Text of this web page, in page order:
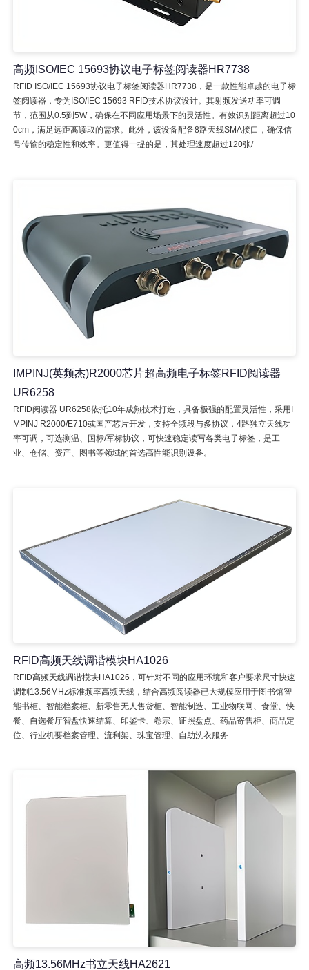
高频ISO/IEC 15693协议电子标签阅读器HR7738
RFID ISO/IEC 15693协议电子标签阅读器HR7738，是一款性能卓越的电子标
签阅读器，专为ISO/IEC 15693 RFID技术协议设计。其射频发送功率可调
节，范围从0.5到5W，确保在不同应用场景下的灵活性。有效识别距离超过10
0cm，满足远距离读取的需求。此外，该设备配备8路天线SMA接口，确保信
号传输的稳定性和效率。更值得一提的是，其处理速度超过120张/
IMPINJ(英频杰)R2000芯片超高频电子标签RFID阅读器
UR6258
RFID阅读器 UR6258依托10年成熟技术打造，具备极强的配置灵活性，采用I
MPINJ R2000/E710或国产芯片开发，支持全频段与多协议，4路独立天线功
率可调，可选测温、国标/军标协议，可快速稳定读写各类电子标签，是工
业、仓储、资产、图书等领域的首选高性能识别设备。
RFID高频天线调谐模块HA1026
RFID高频天线调谐模块HA1026，可针对不同的应用环境和客户要求尺寸快速
调制13.56MHz标准频率高频天线，结合高频阅读器已大规模应用于图书馆智
能书柜、智能档案柜、新零售无人售货柜、智能制造、工业物联网、食堂、快
餐、自选餐厅智盘快速结算、印鉴卡、卷宗、证照盘点、药品寄售柜、商品定
位、行业机要档案管理、流利架、珠宝管理、自助洗衣服务
高频13.56MHz书立天线HA2621